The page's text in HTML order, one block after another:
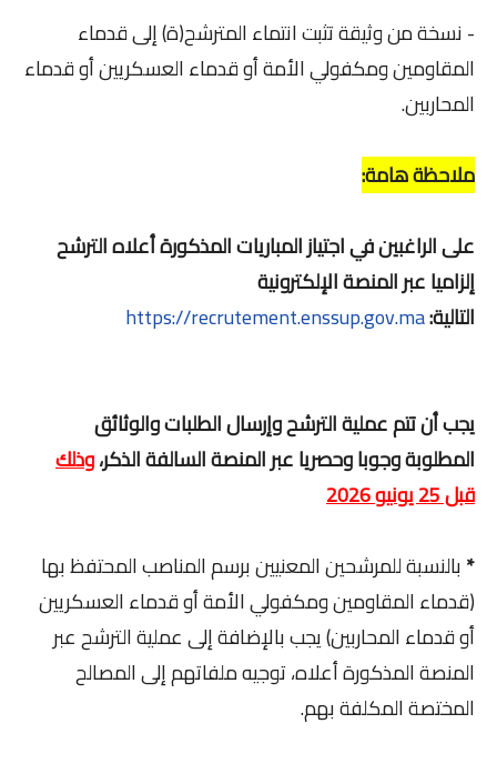
- نسخة من وثيقة تثبت انتماء المترشح(ة) إلى قدماء
المقاومين ومكفولي الأمة أو قدماء العسكريين أو قدماء
المحاربين.
ملاحظة هامة:
على الراغبين في اجتياز المباريات المذكورة أعلاه الترشح
إلزاميا عبر المنصة الإلكترونية
التالية:https://recrutement.enssup.gov.ma
يجب أن تتم عملية الترشح وإرسال الطلبات والوثائق
المطلوبة وجوبا وحصريا عبر المنصة السالفة الذكر،وذلك
قبل 25 يونيو 2026
*بالنسبة للمرشحين المعنيين برسم المناصب المحتفظ بها
(قدماء المقاومين ومكفولي الأمة أو قدماء العسكريين
أو قدماء المحاربين) يجب بالإضافة إلى عملية الترشح عبر
المنصة المذكورة أعلاه، توجيه ملفاتهم إلى المصالح
المختصة المكلفة بهم.